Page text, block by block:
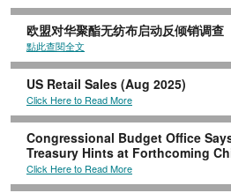
欧盟对华聚酯无纺布启动反倾销调查
點此查閱全文
US Retail Sales (Aug 2025)
Click Here to Read More
Congressional Budget Office
Treasury Hints at Forthcoming
Click Here to Read More